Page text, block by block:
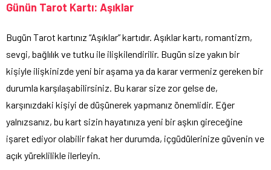
Günün Tarot Kartı: Aşıklar
Bugün Tarot kartınız “Aşıklar” kartıdır. Aşıklar kartı, romantizm,
sevgi, bağlılık ve tutku ile ilişkilendirilir. Bugün size yakın bir
kişiyle ilişkinizde yeni bir aşama ya da karar vermeniz gereken bir
durumla karşılaşabilirsiniz. Bu karar size zor gelse de,
karşınızdaki kişiyi de düşünerek yapmanız önemlidir. Eğer
yalnızsanız, bu kart sizin hayatınıza yeni bir aşkın gireceğine
işaret ediyor olabilir fakat her durumda, içgüdülerinize güvenin ve
açık yüreklilikle ilerleyin.